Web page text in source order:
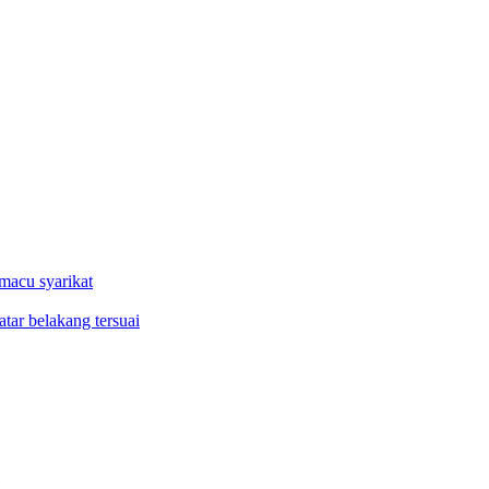
syarikat
belakang tersuai